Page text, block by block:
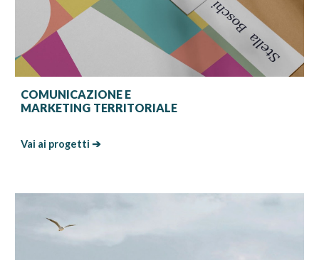
COMUNICAZIONE E
MARKETING TERRITORIALE
Vai ai progetti ➔